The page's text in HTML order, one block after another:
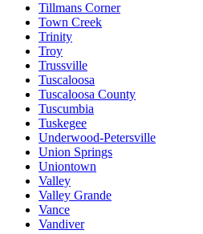
Tillmans Corner
Town Creek
Trinity
Troy
Trussville
Tuscaloosa
Tuscaloosa County
Tuscumbia
Tuskegee
Underwood-Petersville
Union Springs
Uniontown
Valley
Valley Grande
Vance
Vandiver